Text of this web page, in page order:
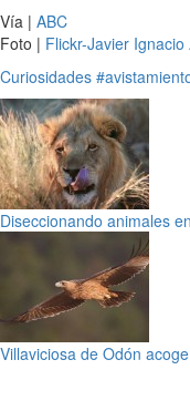
Vía | ABC
Foto | Flickr-Javier Ignacio
Curiosidades
Diseccionando animales
Villaviciosa de Odón